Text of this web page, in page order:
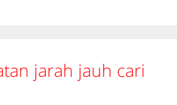
jarah jauh cari